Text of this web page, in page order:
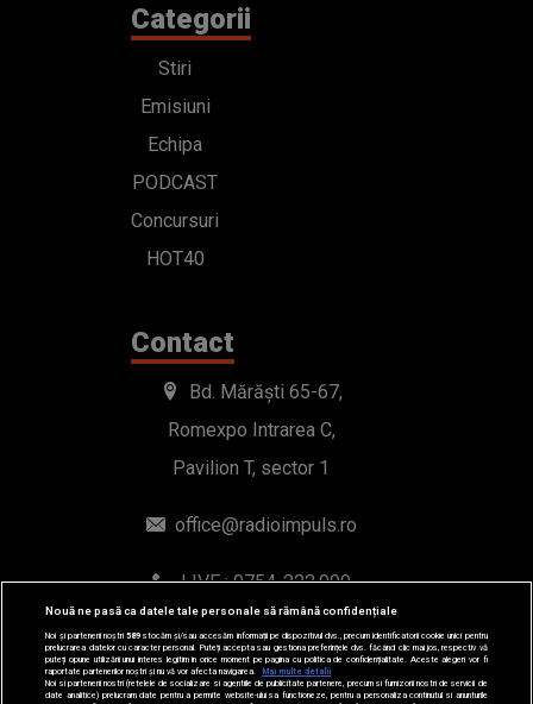
Categorii
Stiri
Emisiuni
Echipa
PODCAST
Concursuri
HOT40
Contact
Bd. Mărăști 65-67,
Romexpo Intrarea C,
Pavilion T, sector 1
office@radioimpuls.ro
LIVE : 0754-222.999
WhatsApp: 0754-222.999
Nouă ne pasă ca datele tale personale să rămână confidențiale
Noi și partenerii noștri589stocăm și/sau accesăm informații pe dispozitivul dvs., precum identificatorii cookie unici pentru
prelucrarea datelor cu caracter personal. Puteți accepta sau gestiona preferințele dvs. făcând clic mai jos, respectiv vă
puteți opune utilizării unui interes legitim în orice moment pe pagina cu politica de confidențialitate. Aceste alegeri vor fi
raportate partenerilor noștri și nu vă vor afecta navigarea.
Mai multe detalii
Noi si partenerii nostri (retelele de socializare si agentiile de publicitate partenere, precum si furnizorii nostri de servicii de
date analitice) prelucram date pentru a permite website-ului sa functioneze, pentru a personaliza continutul si anunturile